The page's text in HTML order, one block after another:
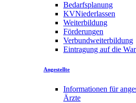
Bedarfsplanung
KVNiederlassen
Weiterbildung
Förderungen
Verbundweiterbildung
Eintragung auf die
Angestellte
Informationen für
Ärzte